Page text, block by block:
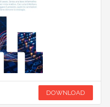
DOWNLOAD